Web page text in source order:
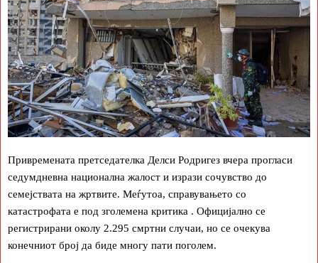
Привремената претседателка Делси Родригез вчера прогласи
седумдневна национална жалост и изрази сочувство до
семејствата на жртвите. Меѓутоа, справувањето со
катастрофата е под зголемена критика . Официјално се
регистрирани околу 2.295 смртни случаи, но се очекува
конечниот број да биде многу пати поголем.